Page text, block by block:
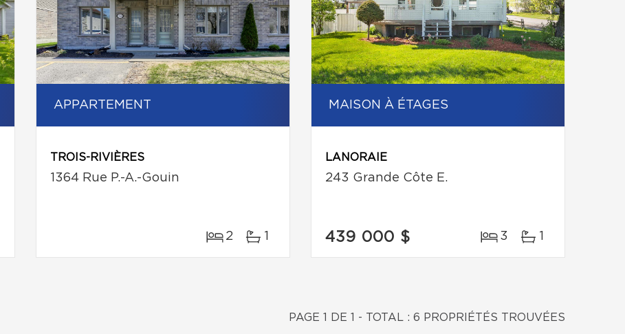
APPARTEMENT
TROIS-RIVIÈRES
1364 Rue P.-A.-Gouin
2 1
MAISON À ÉTAGES
LANORAIE
243 Grande Côte E.
439 000 $ 3 1
PAGE 1 DE 1 - TOTAL : 6 PROPRIÉTÉS TROUVÉES